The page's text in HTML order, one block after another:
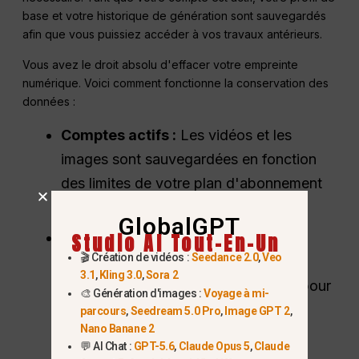
base et votre historique de génération sont sauvegardés
afin que vous puissiez accéder à vos travaux antérieurs.
Vous avez le droit absolu d'effacer votre empreinte
numérique. Voici comment fonctionne la conservation des
données :
Comptes actifs : Les vidéos et les
images sont sauvegardées en fonction
des limites de votre plan d'abonnement
Utilisation analytique :
Certaines
données d'utilisation génériques et
anonymes peuvent être conservées pour
améliorer le logiciel, mais elles ne
permettent pas de remonter jusqu'à
GlobalGPT
Studio AI Tout-En-Un
🎬 Création de vidéos :Seedance 2.0,Veo
3.1, Kling 3.0,Sora 2
🎨 Génération d'images :Voyage à mi-
parcours,Seedream 5.0 Pro, Image GPT 2,
Nano Banane 2
💬 AI Chat : GPT-5.6, Claude Opus 5,Claude